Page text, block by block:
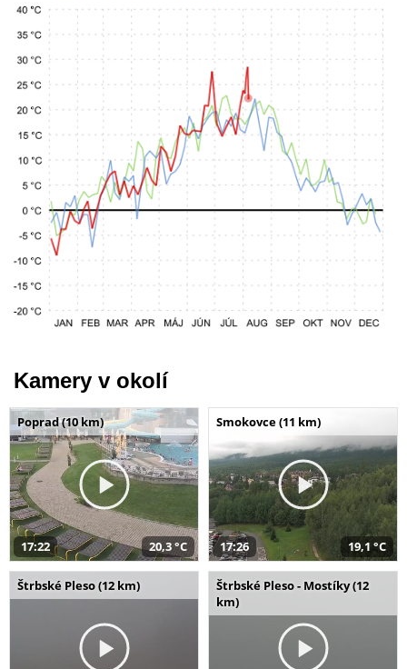
Kamery v okolí
Poprad (10 km)
17:22 20,3 °C
Smokovce (11 km)
17:26 19,1 °C
Štrbské Pleso (12 km)
Štrbské Pleso - Mostíky (12
km)